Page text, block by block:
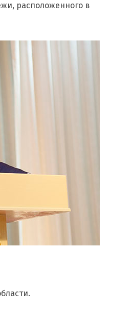
расположенного в